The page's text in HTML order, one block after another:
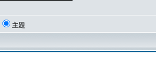
主題